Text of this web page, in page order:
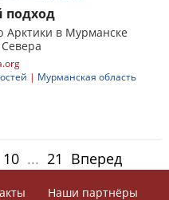
подход
Арктики в Мурманске
| Мурманская область
10 ... 21 Вперед
Наши партнёры